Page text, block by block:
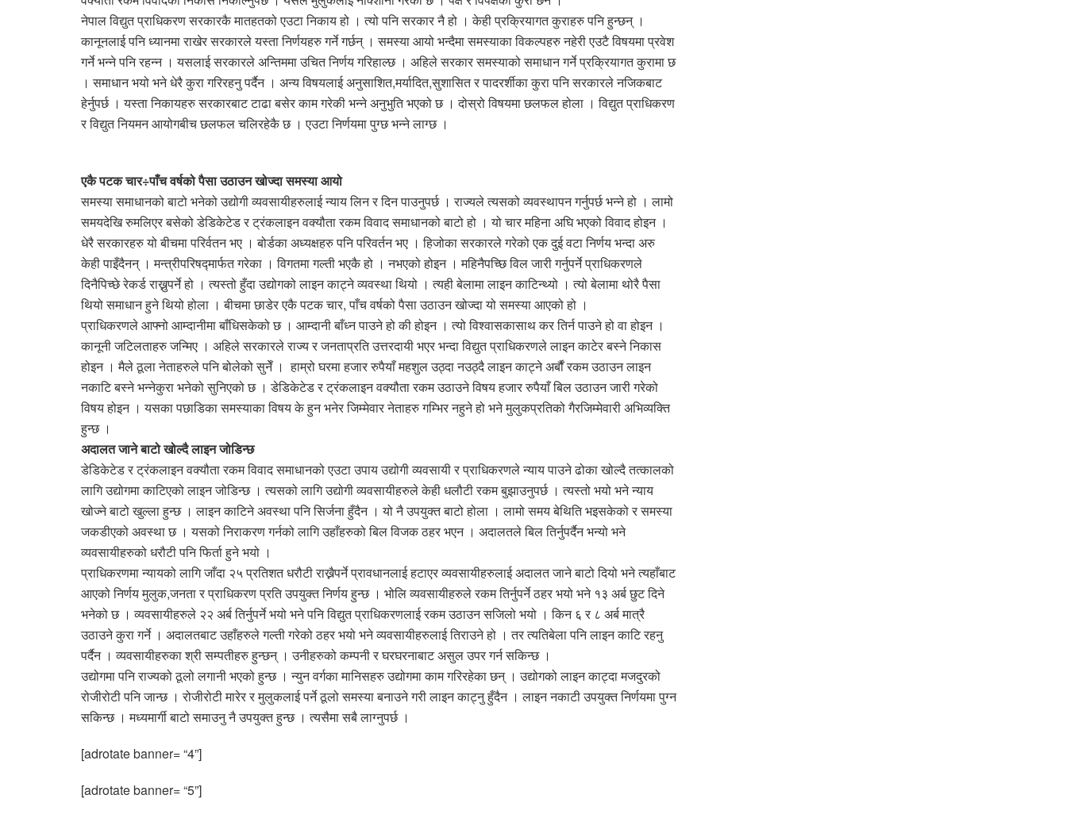
नेपाल विद्युत प्राधिकरण सरकारकै मातहतको एउटा निकाय हो । त्यो पनि सरकार नै हो । केही प्रक्रियागत कुराहरु पनि हुन्छन् ।
कानूनलाई पनि ध्यानमा राखेर सरकारले यस्ता निर्णयहरु गर्ने गर्छन् । समस्या आयो भन्दैमा समस्याका विकल्पहरु नहेरी एउटै विषयमा प्रवेश
गर्ने भन्ने पनि रहन्न । यसलाई सरकारले अन्तिममा उचित निर्णय गरिहाल्छ । अहिले सरकार समस्याको समाधान गर्ने प्रक्रियागत कुरामा छ
। समाधान भयो भने धेरै कुरा गरिरहनु पर्दैन । अन्य विषयलाई अनुसाशित,मर्यादित,सुशासित र पादरर्शीका कुरा पनि सरकारले नजिकबाट
हेर्नुपर्छ । यस्ता निकायहरु सरकारबाट टाढा बसेर काम गरेकी भन्ने अनुभुति भएको छ । दोस्रो विषयमा छलफल होला । विद्युत प्राधिकरण
र विद्युत नियमन आयोगबीच छलफल चलिरहेकै छ । एउटा निर्णयमा पुग्छ भन्ने लाग्छ ।
एकै पटक चार÷पाँच वर्षको पैसा उठाउन खोज्दा समस्या आयो
समस्या समाधानको बाटो भनेको उद्योगी व्यवसायीहरुलाई न्याय लिन र दिन पाउनुपर्छ । राज्यले त्यसको व्यवस्थापन गर्नुपर्छ भन्ने हो । लामो
समयदेखि रुमलिएर बसेको डेडिकेटेड र ट्रंकलाइन वक्यौता रकम विवाद समाधानको बाटो हो । यो चार महिना अघि भएको विवाद होइन ।
धेरै सरकारहरु यो बीचमा परिर्वतन भए । बोर्डका अध्यक्षहरु पनि परिवर्तन भए । हिजोका सरकारले गरेको एक दुई वटा निर्णय भन्दा अरु
केही पाइँदैनन् । मन्त्रीपरिषद्मार्फत गरेका । विगतमा गल्ती भएकै हो । नभएको होइन । महिनैपच्छि विल जारी गर्नुपर्ने प्राधिकरणले
दिनैपिच्छे रेकर्ड राख्नुपर्ने हो । त्यस्तो हुँदा उद्योगको लाइन काट्ने व्यवस्था थियो । त्यही बेलामा लाइन काटिन्थ्यो । त्यो बेलामा थोरै पैसा
थियो समाधान हुने थियो होला । बीचमा छाडेर एकै पटक चार, पाँच वर्षको पैसा उठाउन खोज्दा यो समस्या आएको हो ।
प्राधिकरणले आफ्नो आम्दानीमा बाँधिसकेको छ । आम्दानी बाँध्न पाउने हो की होइन । त्यो विश्वासकासाथ कर तिर्न पाउने हो वा होइन ।
कानूनी जटिलताहरु जन्मिए । अहिले सरकारले राज्य र जनताप्रति उत्तरदायी भएर भन्दा विद्युत प्राधिकरणले लाइन काटेर बस्ने निकास
होइन । मैले ठूला नेताहरुले पनि बोलेको सुनेँ । हाम्रो घरमा हजार रुपैयाँ महशुल उठ्दा नउठ्दै लाइन काट्ने अर्बौं रकम उठाउन लाइन
नकाटि बस्ने भन्नेकुरा भनेको सुनिएको छ । डेडिकेटेड र ट्रंकलाइन वक्यौता रकम उठाउने विषय हजार रुपैयाँ बिल उठाउन जारी गरेको
विषय होइन । यसका पछाडिका समस्याका विषय के हुन भनेर जिम्मेवार नेताहरु गम्भिर नहुने हो भने मुलुकप्रतिको गैरजिम्मेवारी अभिव्यक्ति
हुन्छ ।
अदालत जाने बाटो खोल्दै लाइन जोडिन्छ
डेडिकेटेड र ट्रंकलाइन वक्यौता रकम विवाद समाधानको एउटा उपाय उद्योगी व्यवसायी र प्राधिकरणले न्याय पाउने ढोका खोल्दै तत्कालको
लागि उद्योगमा काटिएको लाइन जोडिन्छ । त्यसको लागि उद्योगी व्यवसायीहरुले केही धलौटी रकम बुझाउनुपर्छ । त्यस्तो भयो भने न्याय
खोज्ने बाटो खुल्ला हुन्छ । लाइन काटिने अवस्था पनि सिर्जना हुँदैन । यो नै उपयुक्त बाटो होला । लामो समय बेथिति भइसकेको र समस्या
जकडीएको अवस्था छ । यसको निराकरण गर्नको लागि उहाँहरुको बिल विजक ठहर भएन । अदालतले बिल तिर्नुपर्दैन भन्यो भने
व्यवसायीहरुको धरौटी पनि फिर्ता हुने भयो ।
प्राधिकरणमा न्यायको लागि जाँदा २५ प्रतिशत धरौटी राख्नैपर्ने प्रावधानलाई हटाएर व्यवसायीहरुलाई अदालत जाने बाटो दियो भने त्यहाँबाट
आएको निर्णय मुलुक,जनता र प्राधिकरण प्रति उपयुक्त निर्णय हुन्छ । भोलि व्यवसायीहरुले रकम तिर्नुपर्ने ठहर भयो भने १३ अर्ब छुट दिने
भनेको छ । व्यवसायीहरुले २२ अर्ब तिर्नुपर्ने भयो भने पनि विद्युत प्राधिकरणलाई रकम उठाउन सजिलो भयो । किन ६ र ८ अर्ब मात्रै
उठाउने कुरा गर्ने । अदालतबाट उहाँहरुले गल्ती गरेको ठहर भयो भने व्यवसायीहरुलाई तिराउने हो । तर त्यतिबेला पनि लाइन काटि रहनु
पर्दैन । व्यवसायीहरुका श्री सम्पतीहरु हुन्छन् । उनीहरुको कम्पनी र घरघरनाबाट असुल उपर गर्न सकिन्छ ।
उद्योगमा पनि राज्यको ठूलो लगानी भएको हुन्छ । न्युन वर्गका मानिसहरु उद्योगमा काम गरिरहेका छन् । उद्योगको लाइन काट्दा मजदुरको
रोजीरोटी पनि जान्छ । रोजीरोटी मारेर र मुलुकलाई पर्ने ठूलो समस्या बनाउने गरी लाइन काट्नु हुँदैन । लाइन नकाटी उपयुक्त निर्णयमा पुग्न
सकिन्छ । मध्यमार्गी बाटो समाउनु नै उपयुक्त हुन्छ । त्यसैमा सबै लाग्नुपर्छ ।
[adrotate banner= “4”]
[adrotate banner= “5”]